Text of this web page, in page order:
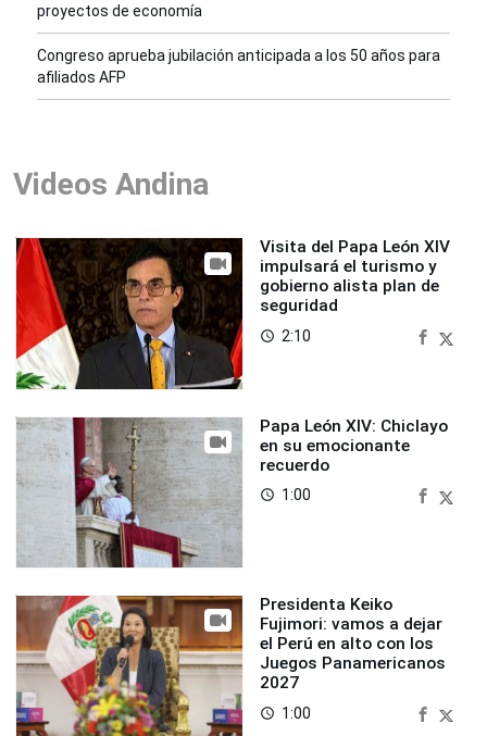
proyectos de economía
Congreso aprueba jubilación anticipada a los 50 años para
afiliados AFP
Videos Andina
Visita del Papa León XIV
impulsará el turismo y
gobierno alista plan de
seguridad
access_time 2:10
Papa León XIV: Chiclayo
en su emocionante
recuerdo
access_time 1:00
Presidenta Keiko
Fujimori: vamos a dejar
el Perú en alto con los
Juegos Panamericanos
2027
access_time 1:00